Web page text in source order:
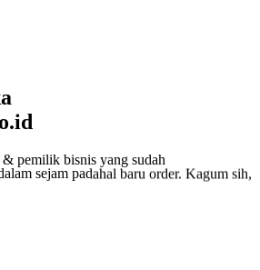
pemilik bisnis yang sudah
sejam padahal baru order. Kagum sih,